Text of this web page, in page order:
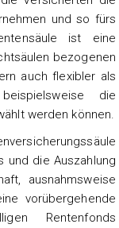
und so fürs
ist eine
bezogenen
auch flexibler als
die
werden können.
und die Auszahlung
ausnahmsweise
vorübergehende
Rentenfonds